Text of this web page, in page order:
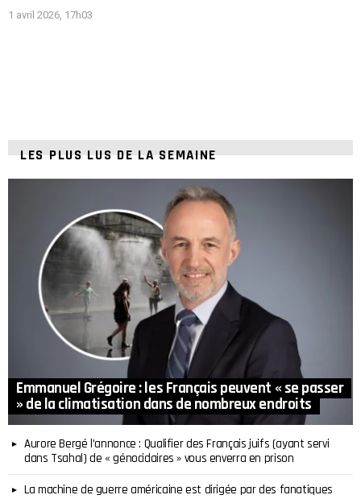
1 avril 2026, 17h03
LES PLUS LUS DE LA SEMAINE
Emmanuel Grégoire : les Français peuvent « se passer
» de la climatisation dans de nombreux endroits
Aurore Bergé l’annonce : Qualifier des Français juifs (ayant servi
dans Tsahal) de « génocidaires » vous enverra en prison
La machine de guerre américaine est dirigée par des fanatiques